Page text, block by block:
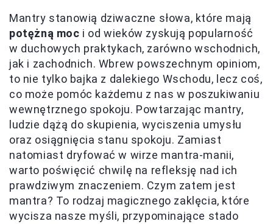
Mantry stanowią dziwaczne słowa, które mają
potężną moc i od wieków zyskują popularność
w duchowych praktykach, zarówno wschodnich,
jak i zachodnich. Wbrew powszechnym opiniom,
to nie tylko bajka z dalekiego Wschodu, lecz coś,
co może pomóc każdemu z nas w poszukiwaniu
wewnętrznego spokoju. Powtarzając mantry,
ludzie dążą do skupienia, wyciszenia umysłu
oraz osiągnięcia stanu spokoju. Zamiast
natomiast dryfować w wirze mantra-manii,
warto poświęcić chwilę na refleksję nad ich
prawdziwym znaczeniem. Czym zatem jest
mantra? To rodzaj magicznego zaklęcia, które
wycisza nasze myśli, przypominające stado